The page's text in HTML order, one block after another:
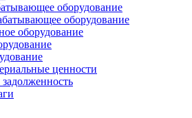
оборудование
оборудование
оборудование
ценности